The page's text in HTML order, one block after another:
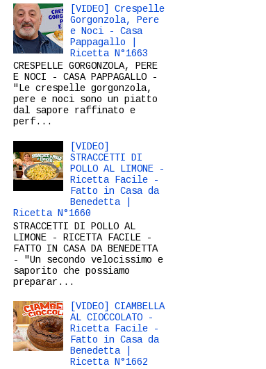
[VIDEO] Crespelle
Gorgonzola, Pere
e Noci - Casa
Pappagallo |
Ricetta N°1663
CRESPELLE GORGONZOLA, PERE
E NOCI - CASA PAPPAGALLO -
"Le crespelle gorgonzola,
pere e noci sono un piatto
dal sapore raffinato e
perf...
[VIDEO]
STRACCETTI DI
POLLO AL LIMONE -
Ricetta Facile -
Fatto in Casa da
Benedetta |
Ricetta N°1660
STRACCETTI DI POLLO AL
LIMONE - RICETTA FACILE -
FATTO IN CASA DA BENEDETTA
- "Un secondo velocissimo e
saporito che possiamo
preparar...
[VIDEO] CIAMBELLA
AL CIOCCOLATO -
Ricetta Facile -
Fatto in Casa da
Benedetta |
Ricetta N°1662